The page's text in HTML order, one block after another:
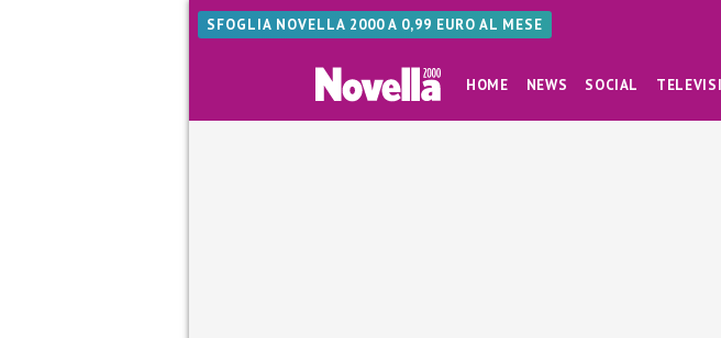
SFOGLIA NOVELLA 2000 A 0,99 EURO AL MESE
HOME NEWS SOCIAL